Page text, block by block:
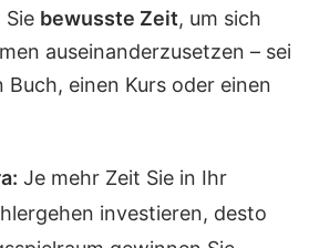
Sie bewusste Zeit, um sich
auseinanderzusetzen – sei
Buch, einen Kurs oder einen
Je mehr Zeit Sie in Ihr
investieren, desto